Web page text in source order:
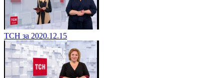
ТСН за 2020.12.15